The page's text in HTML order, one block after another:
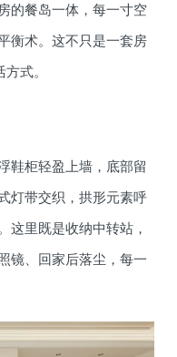
的餐岛一体，每一寸空
衡术。这不只是一套房
式。
鞋柜轻盈上墙，底部留
灯带交织，拱形元素呼
这里既是收纳中转站，
、回家后落尘，每一